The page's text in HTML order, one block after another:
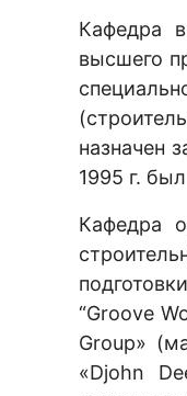
Кафедра
высшего
назначен
1995 г.
Кафедра
“Groove
Group»
«Djohn